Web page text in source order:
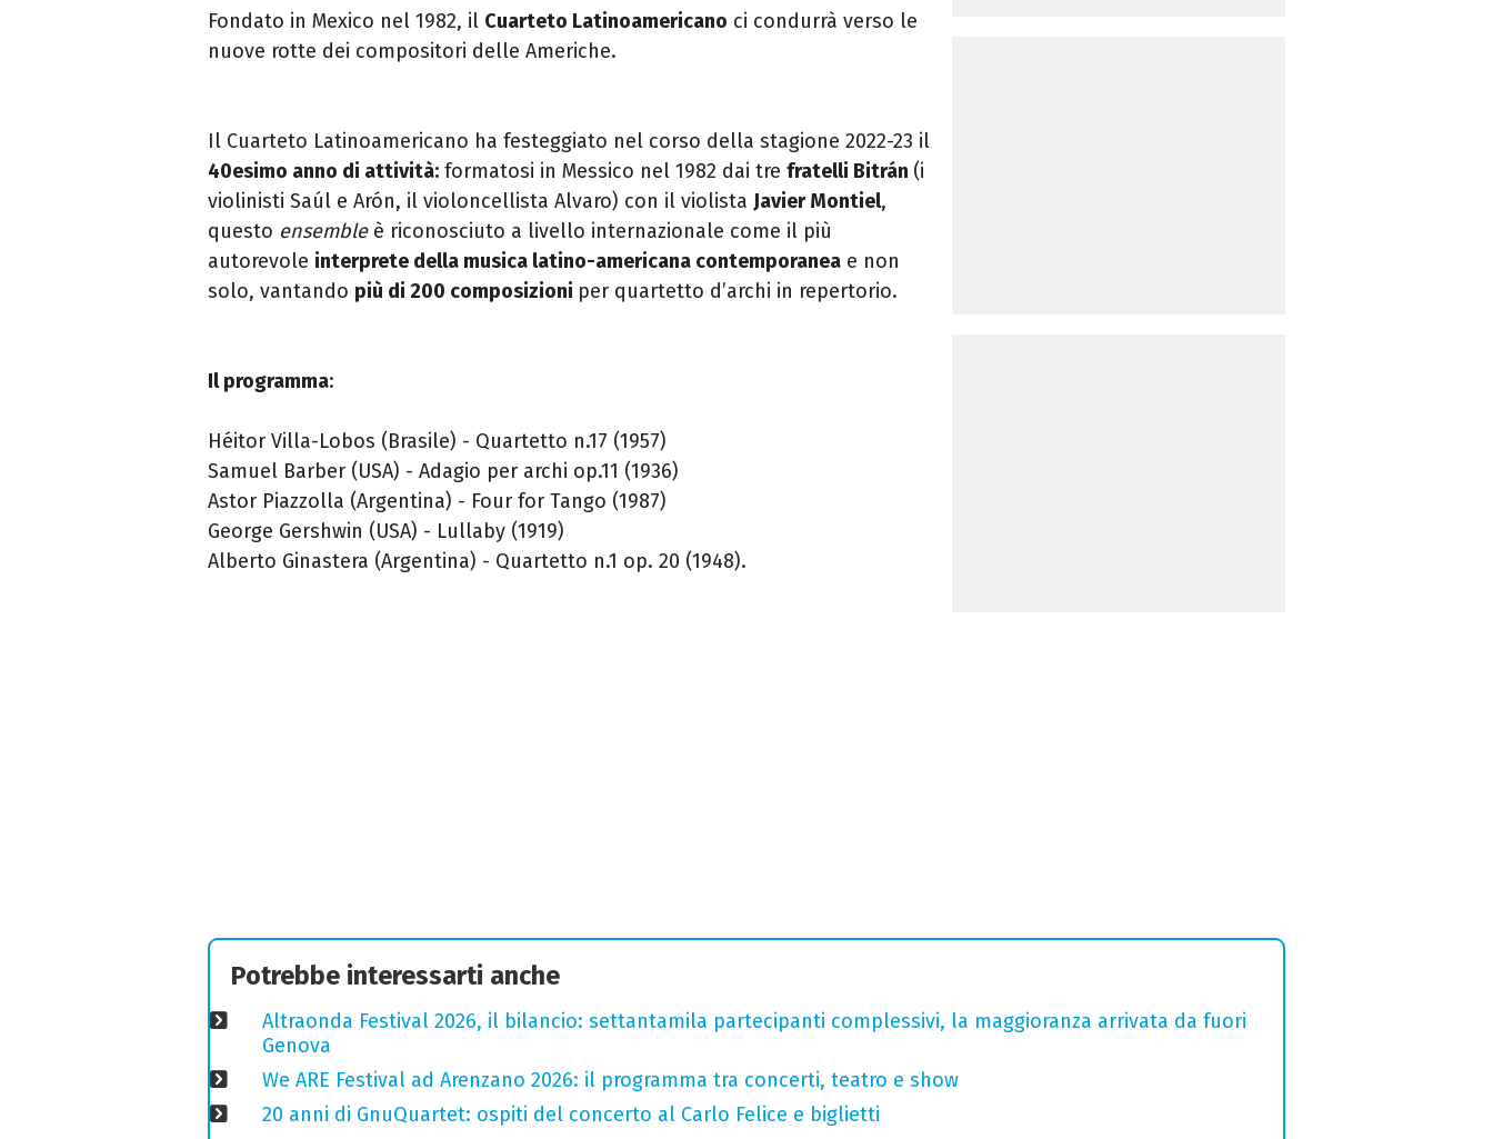
Fondato in Mexico nel 1982, il Cuarteto Latinoamericano ci condurrà verso le
nuove rotte dei compositori delle Americhe.
Il Cuarteto Latinoamericano ha festeggiato nel corso della stagione 2022-23 il
40esimo anno di attività: formatosi in Messico nel 1982 dai tre fratelli Bitrán (i
violinisti Saúl e Arón, il violoncellista Alvaro) con il violista Javier Montiel,
questo ensembleè riconosciuto a livello internazionale come il più
autorevole interprete della musica latino-americana contemporanea e non
solo, vantando più di 200 composizioni per quartetto d’archi in repertorio.
Il programma:
Héitor Villa-Lobos (Brasile) - Quartetto n.17 (1957)
Samuel Barber (USA) - Adagio per archi op.11 (1936)
Astor Piazzolla (Argentina) - Four for Tango (1987)
George Gershwin (USA) - Lullaby (1919)
Alberto Ginastera (Argentina) - Quartetto n.1 op. 20 (1948).
Potrebbe interessarti anche
Altraonda Festival 2026, il bilancio: settantamila partecipanti complessivi, la maggioranza arrivata da fuori
Genova
We ARE Festival ad Arenzano 2026: il programma tra concerti, teatro e show
20 anni di GnuQuartet: ospiti del concerto al Carlo Felice e biglietti